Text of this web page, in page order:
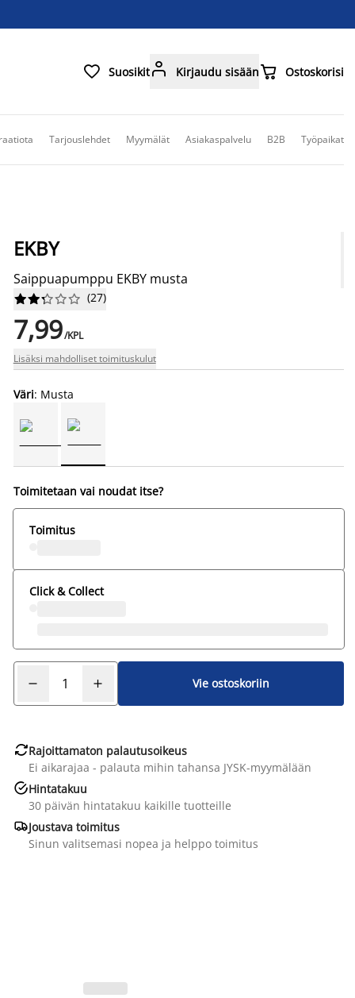
 Suosikit Kirjaudu sisään Ostoskorisi
Tarjouslehdet Myymälät Asiakaspalvelu B2B Työpaikat
EKBY
Saippuapumppu EKBY musta





 (27)
7,99/KPL
Lisäksi mahdolliset toimituskulut
Väri: Musta
Toimitetaan vai noudat itse?
Toimitus
Click & Collect
Vie ostoskoriin
Rajoittamaton palautusoikeus
Ei aikarajaa - palauta mihin tahansa JYSK-myymälään
Hintatakuu
30 päivän hintatakuu kaikille tuotteille
Joustava toimitus
Sinun valitsemasi nopea ja helppo toimitus